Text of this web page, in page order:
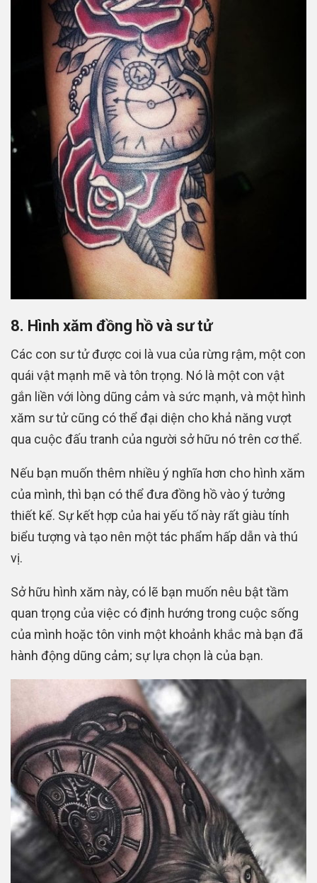
8. Hình xăm đồng hồ và sư tử
Các con sư tử được coi là vua của rừng rậm, một con
quái vật mạnh mẽ và tôn trọng. Nó là một con vật
gắn liền với lòng dũng cảm và sức mạnh, và một hình
xăm sư tử cũng có thể đại diện cho khả năng vượt
qua cuộc đấu tranh của người sở hữu nó trên cơ thể.
Nếu bạn muốn thêm nhiều ý nghĩa hơn cho hình xăm
của mình, thì bạn có thể đưa đồng hồ vào ý tưởng
thiết kế. Sự kết hợp của hai yếu tố này rất giàu tính
biểu tượng và tạo nên một tác phẩm hấp dẫn và thú
vị.
Sở hữu hình xăm này, có lẽ bạn muốn nêu bật tầm
quan trọng của việc có định hướng trong cuộc sống
của mình hoặc tôn vinh một khoảnh khắc mà bạn đã
hành động dũng cảm; sự lựa chọn là của bạn.